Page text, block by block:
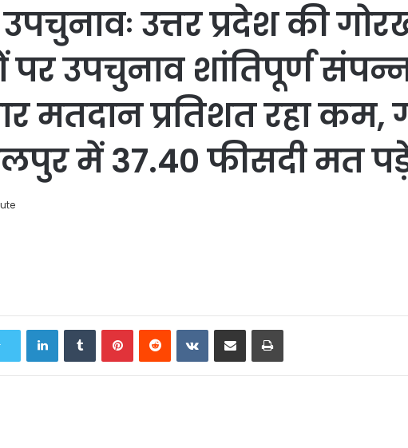
उत्तर प्रदेश की
पर उपचुनाव शांतिपूर्ण
मतदान प्रतिशत रहा कम,
में 37.40 फीसदी मत
LinkedInTumblrPinterestReddit VKontakte
Share via Email Print